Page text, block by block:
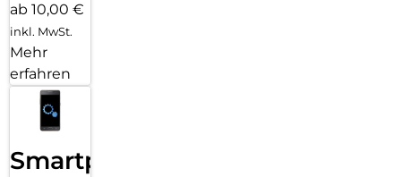
ab 10,00 €
inkl. MwSt.
Mehr
erfahren
Smartphone